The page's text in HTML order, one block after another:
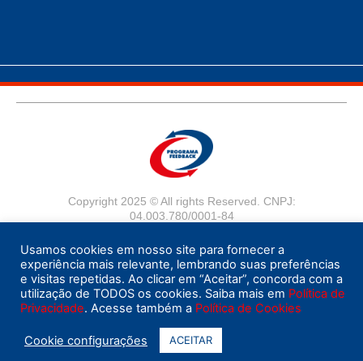
Copyright 2025 © All rights Reserved. CNPJ:
04.003.780/0001-84
TERMOS E CONDIÇÕES DE USO
POLÍTICA DE COOKIES
Usamos cookies em nosso site para fornecer a
experiência mais relevante, lembrando suas preferências
e visitas repetidas. Ao clicar em “Aceitar”, concorda com a
utilização de TODOS os cookies. Saiba mais em Política de
Privacidade. Acesse também a Política de Cookies
Cookie configurações ACEITAR